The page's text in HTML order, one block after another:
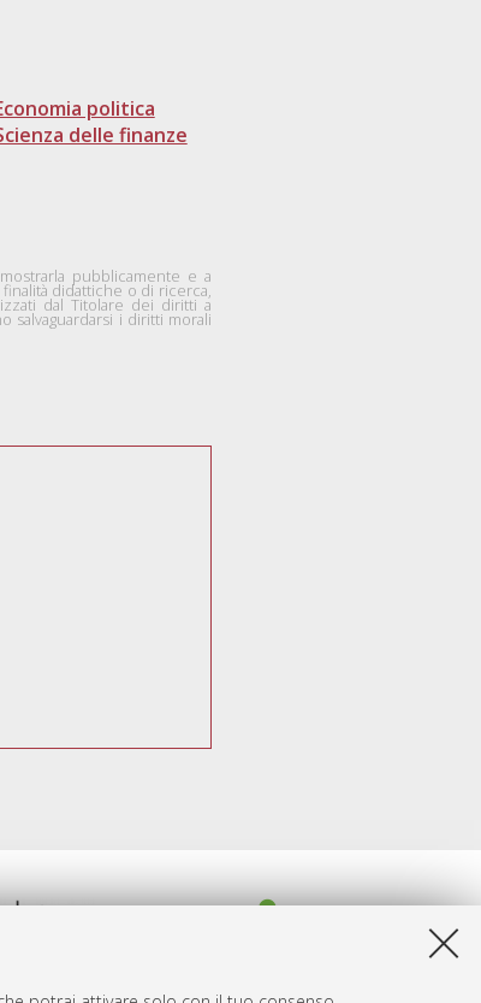
politica
delle finanze
pubblicamente e a
didattiche o di ricerca,
dal Titolare dei diritti a
i diritti morali